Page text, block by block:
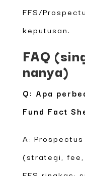
FFS/
keputusan.
FAQ
nanya)
Q: Apa
Fund Fact
A:
(strategi, fee,